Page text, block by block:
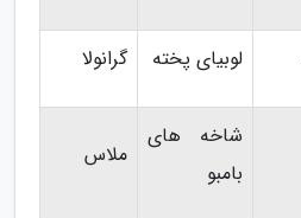
لوبیای پخته گرانولا
شاخه های
بامبو
ملاس